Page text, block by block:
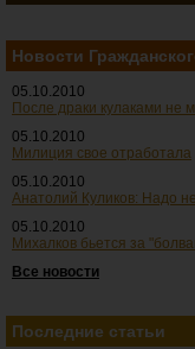
Новости
05.10.2010
После драки кулаками не
05.10.2010
Милиция свое отработала
05.10.2010
Анатолий Куликов: Надо
05.10.2010
Михалков бьется за
Все новости
Последние статьи